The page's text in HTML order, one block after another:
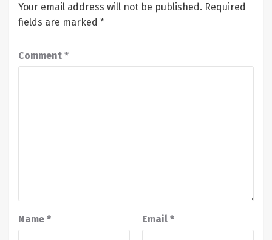
Your email address will not be published. Required
fields are marked *
Comment *
Name * Email *